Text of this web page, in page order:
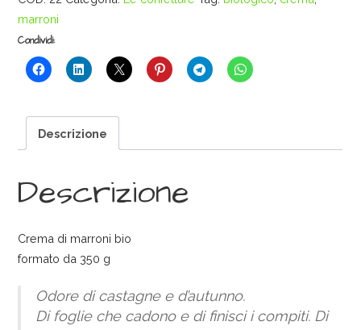
-
350g
quantità
marroni
Condividi:
Descrizione
Descrizione
Crema di marroni bio
formato da 350 g
Odore di castagne e d’autunno.
Di foglie che cadono e di finisci i compiti. Di